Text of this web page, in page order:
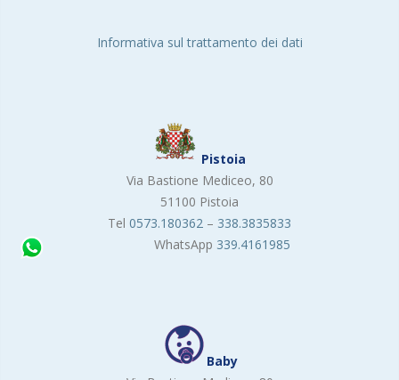
Informativa sul trattamento dei dati
Pistoia
Via Bastione Mediceo, 80
51100 Pistoia
Tel 0573.180362 – 338.3835833
WhatsApp 339.4161985
Baby